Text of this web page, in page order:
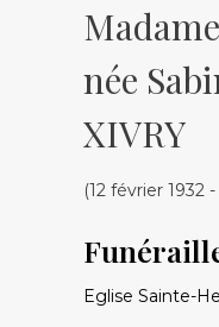
née
XIVRY
(12 février 1932
Eglise Sainte-